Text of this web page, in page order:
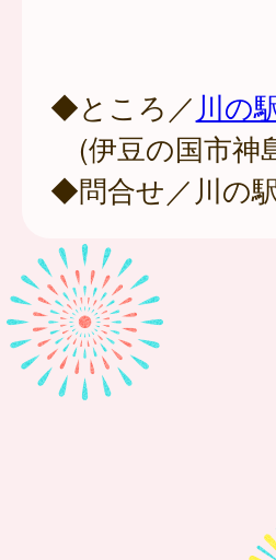
◆ところ／ 川の
(伊豆の国市神
◆問合せ／川の